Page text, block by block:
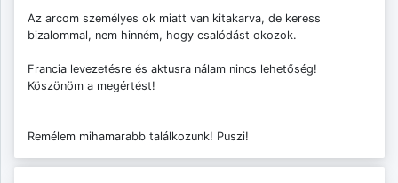
Az arcom személyes ok miatt van kitakarva, de keress
bizalommal, nem hinném, hogy csalódást okozok.
Francia levezetésre és aktusra nálam nincs lehetőség!
Köszönöm a megértést!
Remélem mihamarabb találkozunk! Puszi!